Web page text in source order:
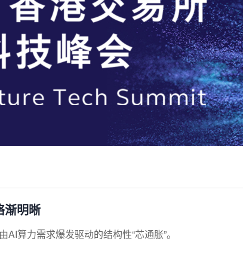
渐明晰
算力需求爆发驱动的结构性“芯通胀”。